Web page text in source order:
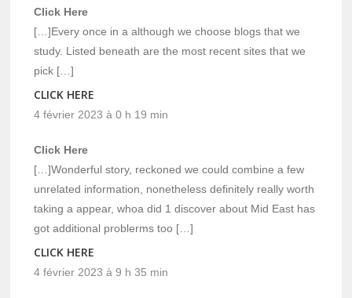
Click Here
[…]Every once in a although we choose blogs that we
study. Listed beneath are the most recent sites that we
pick […]
CLICK HERE
4 février 2023 à 0 h 19 min
Click Here
[…]Wonderful story, reckoned we could combine a few
unrelated information, nonetheless definitely really worth
taking a appear, whoa did 1 discover about Mid East has
got additional problerms too […]
CLICK HERE
4 février 2023 à 9 h 35 min